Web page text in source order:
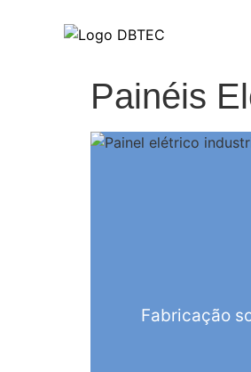
Painéis
Fabricação